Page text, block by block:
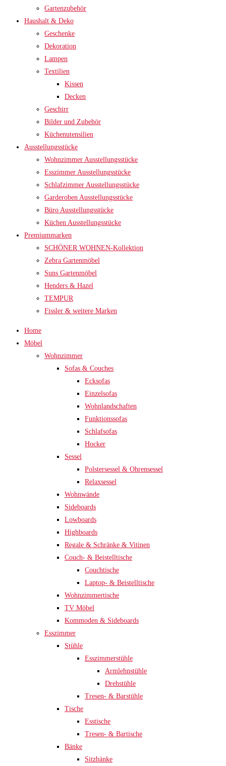
Gartenzubehör
Haushalt & Deko
Geschenke
Dekoration
Lampen
Textilien
Kissen
Decken
Geschirr
Bilder und Zubehör
Küchenutensilien
Ausstellungsstücke
Wohnzimmer Ausstellungsstücke
Esszimmer Ausstellungsstücke
Schlafzimmer Ausstellungsstücke
Garderoben Ausstellungsstücke
Büro Ausstellungsstücke
Küchen Ausstellungsstücke
Premiummarken
SCHÖNER WOHNEN-Kollektion
Zebra Gartenmöbel
Suns Gartenmöbel
Henders & Hazel
TEMPUR
Fissler & weitere Marken
Home
Möbel
Wohnzimmer
Sofas & Couches
Ecksofas
Einzelsofas
Wohnlandschaften
Funktionssofas
Schlafsofas
Hocker
Sessel
Polstersessel & Ohrensessel
Relaxsessel
Wohnwände
Sideboards
Lowboards
Highboards
Regale & Schränke & Vitinen
Couch- & Beistelltische
Couchtische
Laptop- & Beistelltische
Wohnzimmertische
TV Möbel
Kommoden & Sideboards
Esszimmer
Stühle
Esszimmerstühle
Armlehnstühle
Drehstühle
Tresen- & Barstühle
Tische
Esstische
Tresen- & Bartische
Bänke
Sitzbänke